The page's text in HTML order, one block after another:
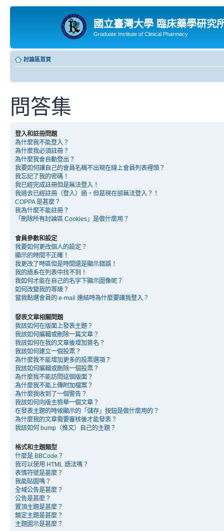
國立臺灣大學 臨床藥學研究
Graduate Institute of Clinical Pharmacy
討論區首頁
問答集
登入和註冊問題
為什麼我不能登入？
為什麼我必須註冊？
為什麼我會自動登出？
我要如何讓自己的會員名稱不出現在線上會員列表裡頭？
我忘記了我的密碼！
我已經完成註冊但是無法登入！
我過去已經註冊（登入）過，但是現在卻無法登入？！
COPPA 是甚麼？
我為什麼不能註冊？
「刪除所有討論區 Cookies」是做什麼用？
會員參數和設定
我要如何更改個人的設定？
顯示的時間不正確！
我更改了時區但是時間還是顯示錯誤！
我的語系在列表中找不到！
我如何才能在自己的名字下顯示圖像呢？
如何改變我的等級？
當我點選會員的 e-mail 連結時為什麼要讓我登入？
發表文章相關問題
我該如何在版面上發表主題？
我該如何編輯或刪除一篇文章？
我該如何在我的文章後增加簽名？
我該如何建立一個投票？
為什麼我不能增加更多的投票選項？
我該如何編輯或刪除一個投票？
為什麼我不能訪問這個版面？
為什麼我不能上傳附加檔案？
為什麼我收到了一個警告？
我該如何向版主檢舉一個文章？
在發表主題的時候顯示的「儲存」按鈕是做什麼用的？
為什麼我的文章需要審核後才能發表？
我該如何 bump（推文）自己的主題？
格式和主題類型
什麼是 BBCode？
我可以使用 HTML 語法嗎？
表情符號是甚麼？
我能貼圖嗎？
全域公告是甚麼？
公告是甚麼？
置頂主題是甚麼？
鎖定主題是甚麼？
主題圖示是甚麼？